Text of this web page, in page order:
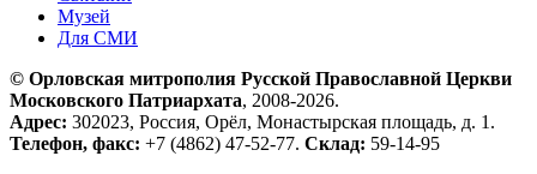
Музей
Для СМИ
© Орловская митрополия Русской Православной Церкви
Московского Патриархата, 2008-2026.
Адрес: 302023, Россия, Орёл, Монастырская площадь, д. 1.
Телефон, факс: +7 (4862) 47-52-77. Склад: 59-14-95